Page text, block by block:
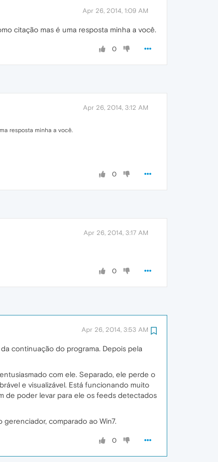
Apr 26, 2014, 1:09 AM
citação mas é uma resposta minha a você.
0
Apr 26, 2014, 3:12 AM
resposta minha a você.
0
Apr 26, 2014, 3:17 AM
0
Apr 26, 2014, 3:53 AM
continuação do programa. Depois pela
com ele. Separado, ele perde o
e visualizável. Está funcionando muito
de poder levar para ele os feeds detectados
comparado ao Win7.
0